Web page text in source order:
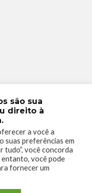
são sua
direito à
a você a
suas preferências em
tudo”, você concorda
entanto, você pode
fornecer um